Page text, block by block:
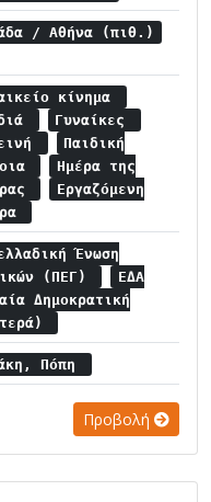
/ Αθήνα (πιθ.)
κίνημα
Γυναίκες
Παιδική
Ημέρα της
Εργαζόμενη
Ένωση
(ΠΕΓ)
ΕΔΑ
Δημοκρατική
Πόπη
Προβολή